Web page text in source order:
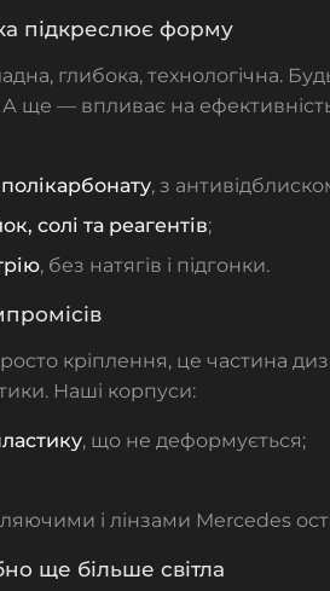
підкреслює форму
глибока, технологічна.
А ще — впливає на
, з
солі та реагентів;
, без натягів і підгонки.
кріплення, це частина
Наші корпуси:
, що не деформується;
і лінзами Mercedes
ще більше світла